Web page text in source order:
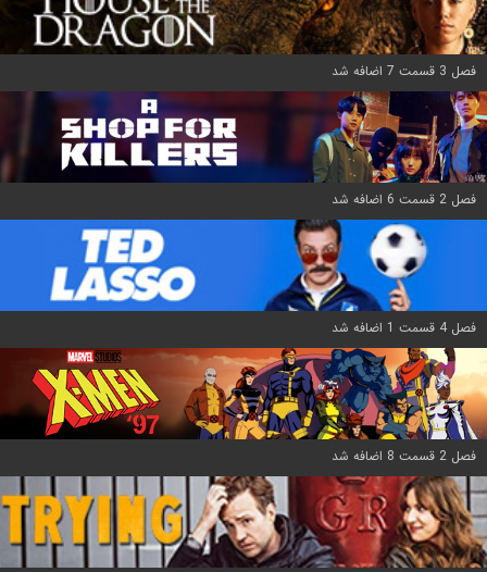
فصل 3 قسمت 7 اضافه شد
فصل 2 قسمت 6 اضافه شد
فصل 4 قسمت 1 اضافه شد
فصل 2 قسمت 8 اضافه شد